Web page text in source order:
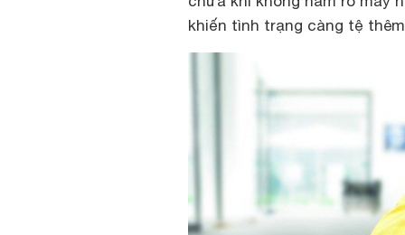
khiến tình trạng càng tệ